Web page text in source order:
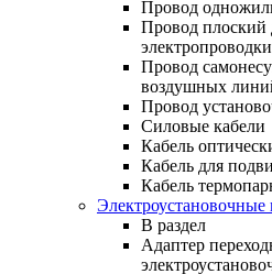
Провод
Провод плоский
электропроводки
Провод
воздушных
Провод
Силовые кабели
Кабель
Кабель для
Кабель
Электроустановочные
В раздел
Адаптер